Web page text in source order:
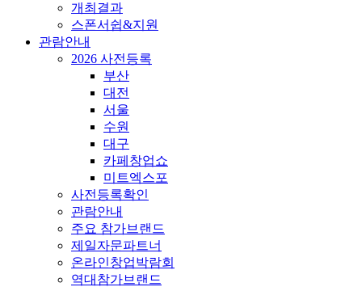
개최결과
스폰서쉽&지원
관람안내
2026 사전등록
부산
대전
서울
수원
대구
카페창업쇼
미트엑스포
사전등록확인
관람안내
주요 참가브랜드
제일자문파트너
온라인창업박람회
역대참가브랜드